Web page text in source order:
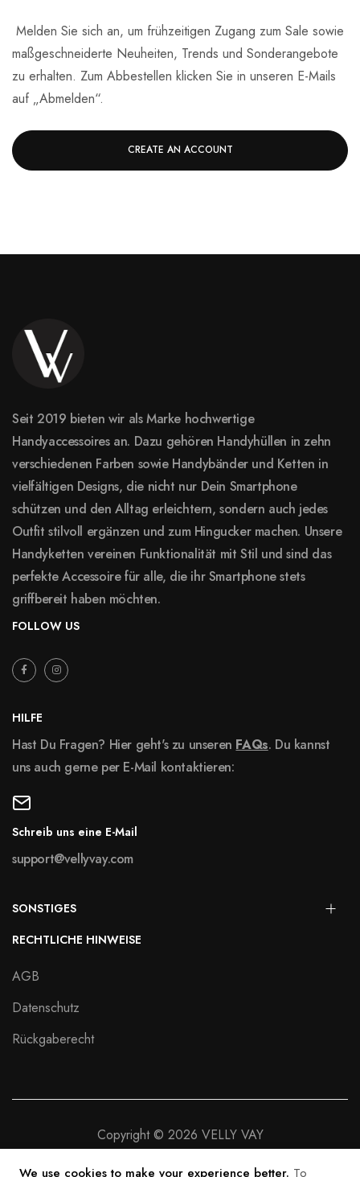
We use cookies to make your experience better. To
Melden Sie sich an, um frühzeitigen Zugang zum Sale sowie
maßgeschneiderte Neuheiten, Trends und Sonderangebote
zu erhalten. Zum Abbestellen klicken Sie in unseren E-Mails
auf „Abmelden“.
CREATE AN ACCOUNT
Seit 2019 bieten wir als Marke hochwertige
Handyaccessoires an. Dazu gehören Handyhüllen in zehn
verschiedenen Farben sowie Handybänder und Ketten in
vielfältigen Designs, die nicht nur Dein Smartphone
schützen und den Alltag erleichtern, sondern auch jedes
Outfit stilvoll ergänzen und zum Hingucker machen. Unsere
Handyketten vereinen Funktionalität mit Stil und sind das
perfekte Accessoire für alle, die ihr Smartphone stets
griffbereit haben möchten.
FOLLOW US
HILFE
Hast Du Fragen? Hier geht's zu unseren FAQs. Du kannst
uns auch gerne per E-Mail kontaktieren:
Schreib uns eine E-Mail
support@vellyvay.com
SONSTIGES
RECHTLICHE HINWEISE
AGB
Datenschutz
Rückgaberecht
Copyright © 2026 VELLY VAY